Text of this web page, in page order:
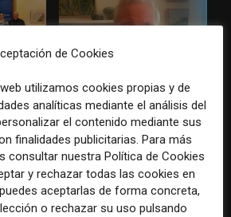
para
Paul Krugman alerta del
avance de los
multimillonarios sobre los
medios y las plataformas
de Cookies
utilizamos cookies propias y de
analíticas mediante el análisis del
el contenido mediante sus
finalidades publicitarias. Para más
consultar nuestra Política de Cookies
y rechazar todas las cookies en
aceptarlas de forma concreta,
o rechazar su uso pulsando